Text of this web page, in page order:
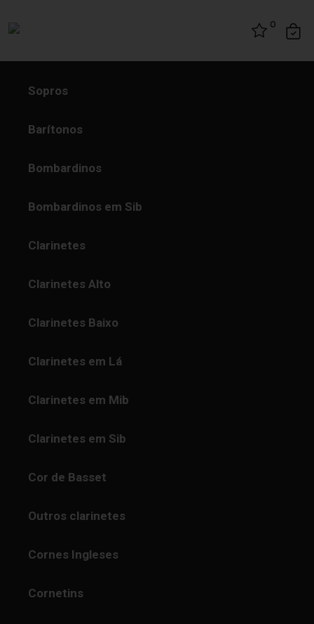
0
Sopros
Barítonos
Bombardinos
Bombardinos em Sib
Clarinetes
Clarinetes Alto
Clarinetes Baixo
Clarinetes em Lá
Clarinetes em Mib
Clarinetes em Sib
Cor de Basset
Outros clarinetes
Cornes Ingleses
Cornetins